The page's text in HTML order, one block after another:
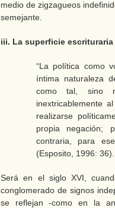
medio de zigzagueos
semejante.
iii. La superficie
“La política como
íntima naturaleza
como tal, sino
inextricablemente
realizarse
propia negación;
contraria, para
(Esposito, 1996: 36).
Será en el siglo XVI,
conglomerado de signos
se reflejan -como en la